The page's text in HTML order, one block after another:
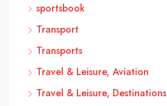
sportsbook
Transport
Transports
Travel & Leisure, Aviation
Travel & Leisure, Destinations